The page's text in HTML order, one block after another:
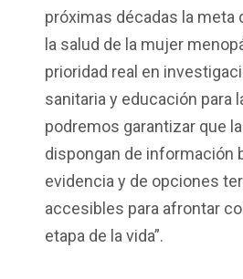
próximas décadas la meta
la salud de la mujer
prioridad real en
sanitaria y educación para
podremos garantizar que
dispongan de información
evidencia y de opciones
accesibles para afrontar
etapa de la vida”.